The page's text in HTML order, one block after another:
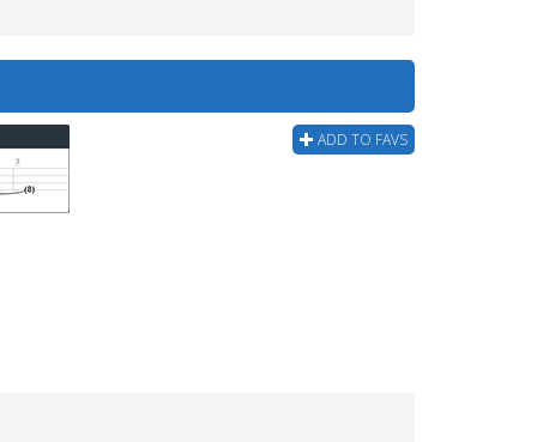
ADD TO FAVS